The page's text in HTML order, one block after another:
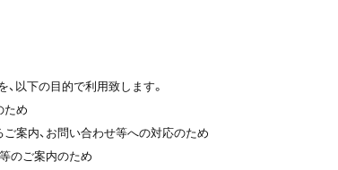
以下の目的で利用致します。
ため
ご案内、お問い合わせ等への対応のため
等のご案内のため